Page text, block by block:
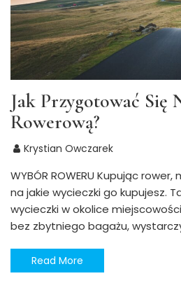
Jak Przygotować Się
Rowerową?
Krystian Owczarek
WYBÓR ROWERU Kupując
na jakie wycieczki go kupujesz.
wycieczki w okolice
bez zbytniego bagażu,
Read More